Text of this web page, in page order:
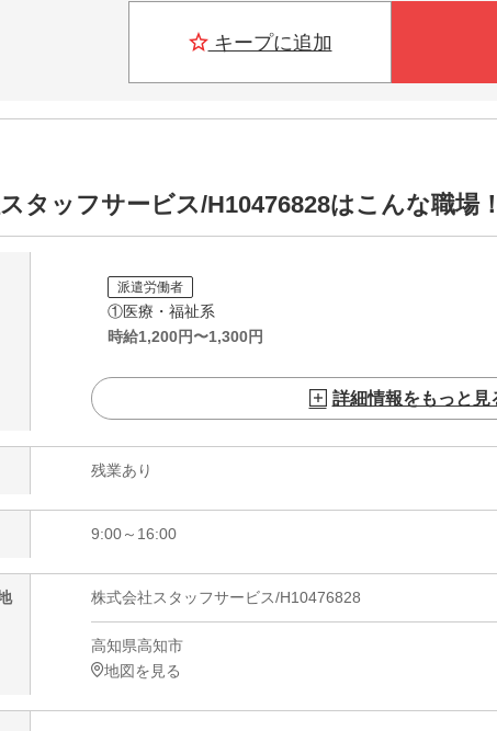
キープに追加
タッフサービス/H10476828はこんな職場！
派遣労働者
①医療・福祉系
時給1,200円〜1,300円
詳細情報をもっと見
残業あり
9:00～16:00
株式会社スタッフサービス/H10476828
高知県高知市
地図を見る